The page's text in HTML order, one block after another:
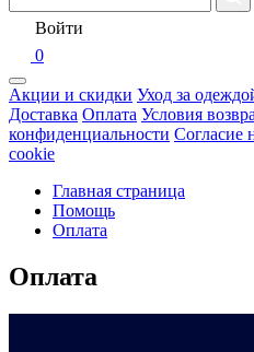
Войти
0
Акции и скидки Уход за
Доставка Оплата Условия
конфиденциальности Согласие
cookie
Главная страница
Помощь
Оплата
Оплата